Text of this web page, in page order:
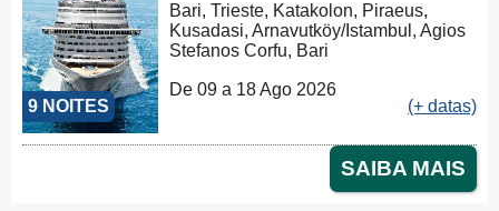
9 NOITES
Bari, Trieste, Katakolon, Piraeus,
Kusadasi, Arnavutköy/Istambul, Agios
Stefanos Corfu, Bari
De 09 a 18 Ago 2026
(+ datas)
SAIBA MAIS